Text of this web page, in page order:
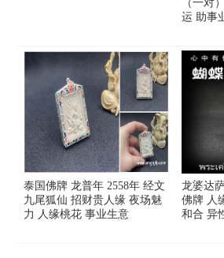
（一对
运 助事
泰国佛牌 龙普年 2558年 经文
九尾狐仙 招财贵人缘 夜场魅
力 人缘桃花 事业生意
龙婆达
佛牌 人
和合 异